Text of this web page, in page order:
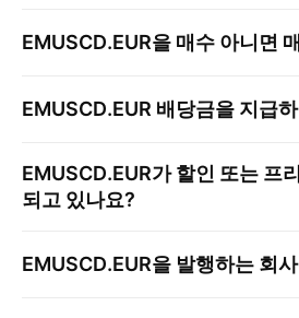
EMUSCD.EUR을 매수 아니면
EMUSCD.EUR 배당금을 지급
EMUSCD.EUR가 할인 또는 프
되고 있나요?
EMUSCD.EUR을 발행하는 회